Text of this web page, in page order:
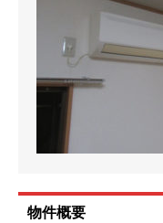
物件概要